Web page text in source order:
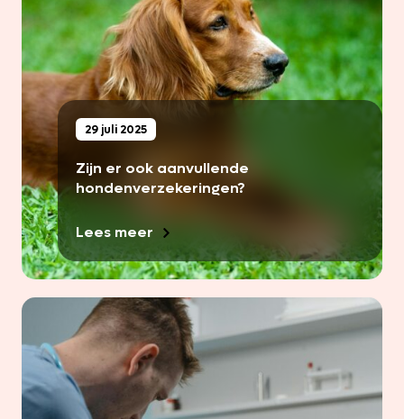
29 juli 2025
Zijn er ook aanvullende
hondenverzekeringen?
Lees meer